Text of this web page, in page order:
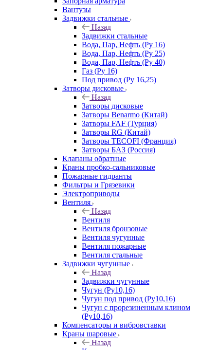
Вантузы
Задвижки стальные
Назад
Задвижки стальные
Вода, Пар, Нефть (Ру 16)
Вода, Пар, Нефть (Ру 25)
Вода, Пар, Нефть (Ру 40)
Газ (Ру 16)
Под привод (Ру 16,25)
Затворы дисковые
Назад
Затворы дисковые
Затворы Benarmo (Китай)
Затворы FAF (Турция)
Затворы RG (Китай)
Затворы TECOFI (Франция)
Затворы БАЗ (Россия)
Клапаны обратные
Краны пробко-сальниковые
Пожарные гидранты
Фильтры и Грязевики
Электроприводы
Вентиля
Назад
Вентиля
Вентиля бронзовые
Вентиля чугунные
Вентиля пожарные
Вентиля стальные
Задвижки чугунные
Назад
Задвижки чугунные
Чугун (Ру10,16)
Чугун под привод (Ру10,16)
Чугун с прорезиненным клином
(Ру10,16)
Компенсаторы и вибровставки
Краны шаровые
Назад